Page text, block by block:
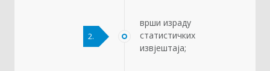
2.
врши израду
статистичких
извјештаја;